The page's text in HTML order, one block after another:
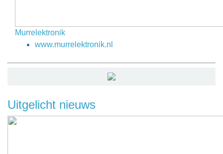
Murrelektronik
www.murrelektronik.nl
Uitgelicht nieuws